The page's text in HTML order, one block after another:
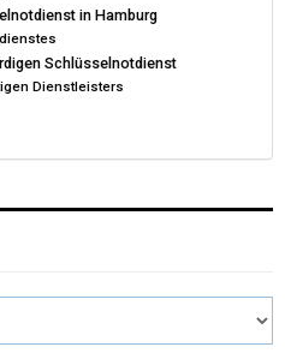
in Hamburg
Schlüsselnotdienst
Dienstleisters